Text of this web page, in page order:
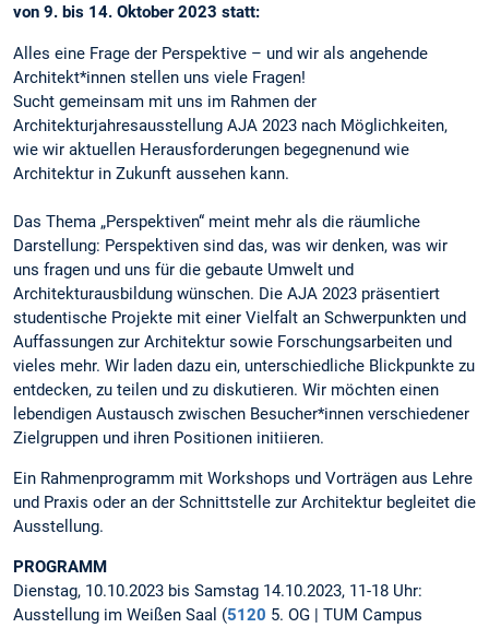
von 9. bis 14. Oktober 2023 statt:
Alles eine Frage der Perspektive – und wir als angehende
Architekt*innen stellen uns viele Fragen!
Sucht gemeinsam mit uns im Rahmen der
Architekturjahresausstellung AJA 2023 nach Möglichkeiten,
wie wir aktuellen Herausforderungen begegnenund wie
Architektur in Zukunft aussehen kann.
Das Thema „Perspektiven“ meint mehr als die räumliche
Darstellung: Perspektiven sind das, was wir denken, was wir
uns fragen und uns für die gebaute Umwelt und
Architekturausbildung wünschen. Die AJA 2023 präsentiert
studentische Projekte mit einer Vielfalt an Schwerpunkten und
Auffassungen zur Architektur sowie Forschungsarbeiten und
vieles mehr. Wir laden dazu ein, unterschiedliche Blickpunkte zu
entdecken, zu teilen und zu diskutieren. Wir möchten einen
lebendigen Austausch zwischen Besucher*innen verschiedener
Zielgruppen und ihren Positionen initiieren.
Ein Rahmenprogramm mit Workshops und Vorträgen aus Lehre
und Praxis oder an der Schnittstelle zur Architektur begleitet die
Ausstellung.
PROGRAMM
Dienstag, 10.10.2023 bis Samstag 14.10.2023, 11-18 Uhr:
Ausstellung im Weißen Saal (5120 5. OG | TUM Campus